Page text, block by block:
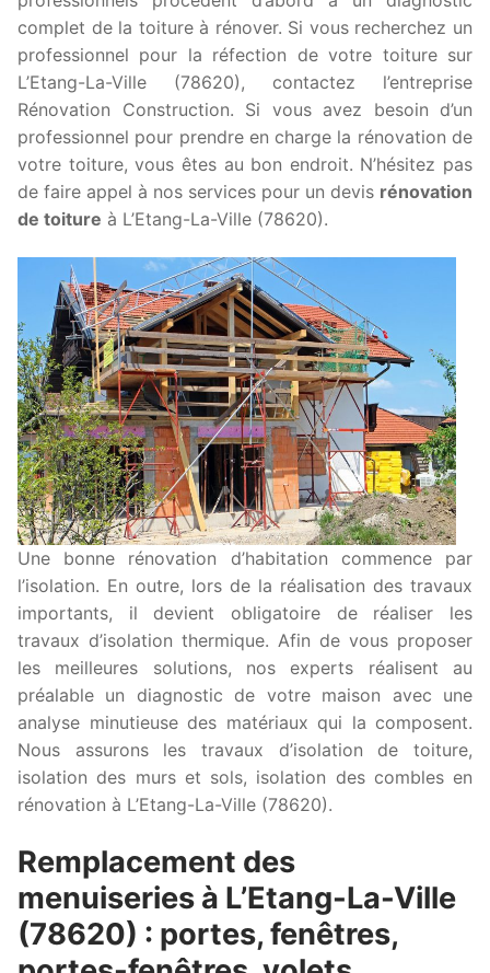
complet de la toiture à rénover. Si vous recherchez un
professionnel pour la réfection de votre toiture sur
L’Etang-La-Ville (78620), contactez l’entreprise
Rénovation Construction. Si vous avez besoin d’un
professionnel pour prendre en charge la rénovation de
votre toiture, vous êtes au bon endroit. N’hésitez pas
de faire appel à nos services pour un devis rénovation
de toiture à L’Etang-La-Ville (78620).
Une bonne rénovation d’habitation commence par
l’isolation. En outre, lors de la réalisation des travaux
importants, il devient obligatoire de réaliser les
travaux d’isolation thermique. Afin de vous proposer
les meilleures solutions, nos experts réalisent au
préalable un diagnostic de votre maison avec une
analyse minutieuse des matériaux qui la composent.
Nous assurons les travaux d’isolation de toiture,
isolation des murs et sols, isolation des combles en
rénovation à L’Etang-La-Ville (78620).
Remplacement des
menuiseries à L’Etang-La-Ville
(78620) : portes, fenêtres,